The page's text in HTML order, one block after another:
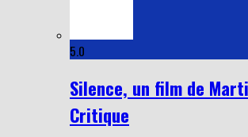
5.0
Silence, un film de
Critique